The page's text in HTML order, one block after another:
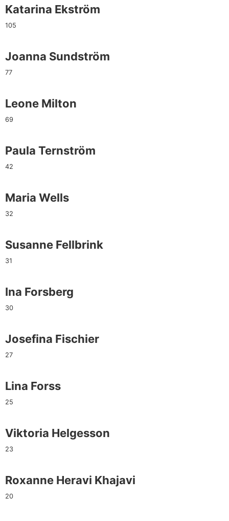
Katarina Ekström
105
Joanna Sundström
77
Leone Milton
69
Paula Ternström
42
Maria Wells
32
Susanne Fellbrink
31
Ina Forsberg
30
Josefina Fischier
27
Lina Forss
25
Viktoria Helgesson
23
Roxanne Heravi Khajavi
20